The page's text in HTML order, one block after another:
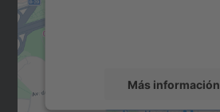
Más información